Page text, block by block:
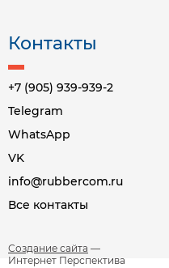
Контакты
+7 (905) 939-939-2
Telegram
WhatsApp
VK
info@rubbercom.ru
Все контакты
Создание сайта —
Интернет Перспектива